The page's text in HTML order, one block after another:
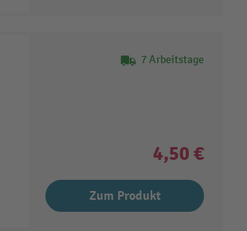
7 Arbeitstage
4,50 €
Zum Produkt